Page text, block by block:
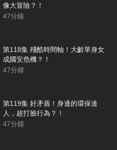
像大冒險？！
47分鐘
第118集 殘酷時間軸！大齡單身女
成國安危機？！
47分鐘
第119集 好矛盾！身邊的環保達
人，超打臉行為？！
47分鐘